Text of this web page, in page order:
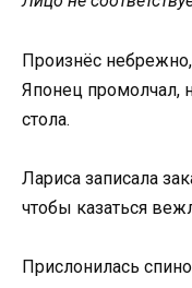
Произнёс
Японец промолчал,
стола.
Лариса записала
чтобы казаться
Прислонилась